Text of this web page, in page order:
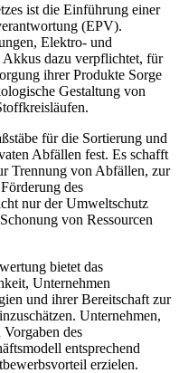
ist die Einführung einer
(EPV).
Elektro- und
dazu verpflichtet, für
ihrer Produkte Sorge
Gestaltung von
für die Sortierung und
Abfällen fest. Es schafft
Trennung von Abfällen, zur
des
nur der Umweltschutz
von Ressourcen
bietet das
Unternehmen
und ihrer Bereitschaft zur
Unternehmen,
des
entsprechend
erzielen.